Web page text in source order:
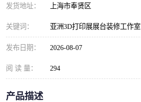
发货地址： 上海市奉贤区
关键词： 亚洲3D打印展展台装修工作室
发布日期： 2026-08-07
阅 读 量： 294
产品描述